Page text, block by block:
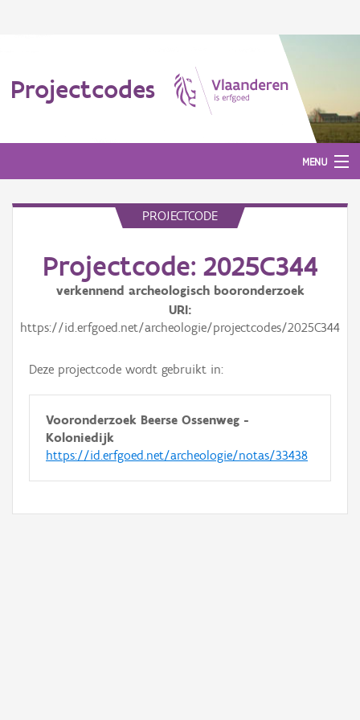
Projectcodes
MENU
PROJECTCODE
Projectcode: 2025C344
verkennend archeologisch booronderzoek
URI
https://id.erfgoed.net/archeologie/projectcodes/2025C344
Deze projectcode wordt gebruikt in:
Vooronderzoek Beerse Ossenweg -
Koloniedijk
https://id.erfgoed.net/archeologie/notas/33438